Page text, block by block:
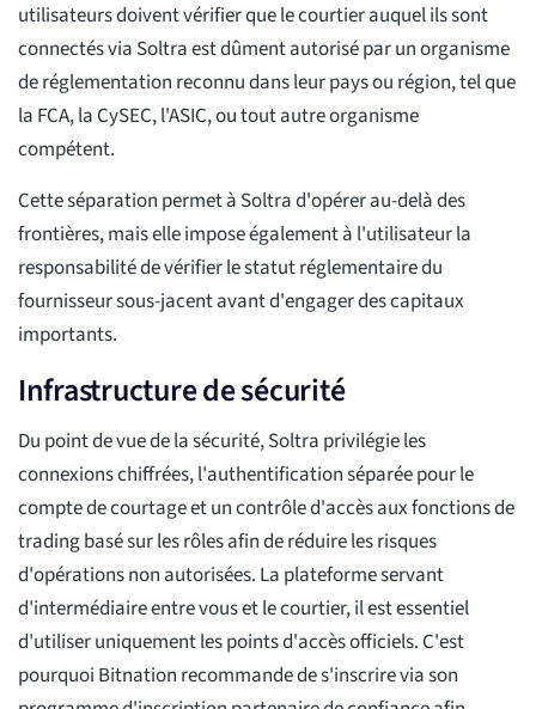
utilisateurs doivent vérifier que le courtier auquel ils sont
connectés via Soltra est dûment autorisé par un organisme
de réglementation reconnu dans leur pays ou région, tel que
la FCA, la CySEC, l'ASIC, ou tout autre organisme
compétent.
Cette séparation permet à Soltra d'opérer au-delà des
frontières, mais elle impose également à l'utilisateur la
responsabilité de vérifier le statut réglementaire du
fournisseur sous-jacent avant d'engager des capitaux
importants.
Infrastructure de sécurité
Du point de vue de la sécurité, Soltra privilégie les
connexions chiffrées, l'authentification séparée pour le
compte de courtage et un contrôle d'accès aux fonctions de
trading basé sur les rôles afin de réduire les risques
d'opérations non autorisées. La plateforme servant
d'intermédiaire entre vous et le courtier, il est essentiel
d'utiliser uniquement les points d'accès officiels. C'est
pourquoi Bitnation recommande de s'inscrire via son